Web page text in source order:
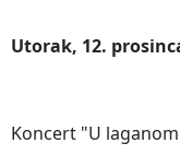
Utorak, 12.
Koncert "U